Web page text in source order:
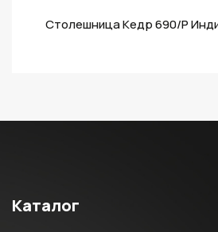
Столешница Кедр 690/P
Каталог